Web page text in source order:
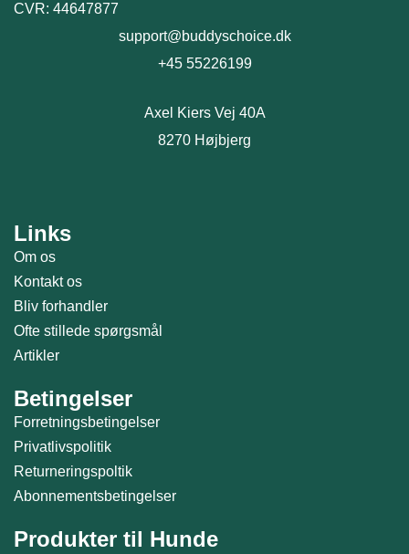
CVR: 44647877
support@buddyschoice.dk
+45 55226199
Axel Kiers Vej 40A
8270 Højbjerg
Links
Om os
Kontakt os
Bliv forhandler
Ofte stillede spørgsmål
Artikler
Betingelser
Forretningsbetingelser
Privatlivspolitik
Returneringspoltik
Abonnementsbetingelser
Produkter til Hunde